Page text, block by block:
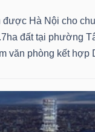
Hà Nội cho
đất tại phường
văn phòng kết hợp